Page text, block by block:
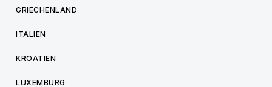
GRIECHENLAND
ITALIEN
KROATIEN
LUXEMBURG